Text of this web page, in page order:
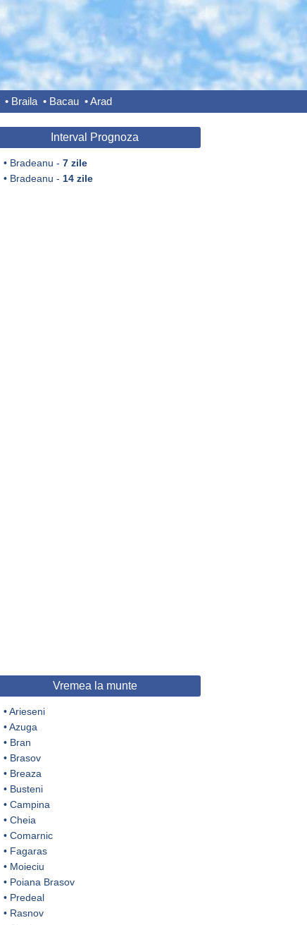
• Braila • Bacau •Arad
Interval Prognoza
• Bradeanu - 7 zile
• Bradeanu - 14 zile
Vremea la munte
•Arieseni
•Azuga
• Bran
• Brasov
• Breaza
• Busteni
• Campina
• Cheia
• Comarnic
• Fagaras
• Moieciu
• Poiana Brasov
• Predeal
• Rasnov